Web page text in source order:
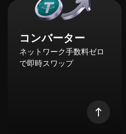
コンバーター
ネットワーク手数料ゼロ
で即時スワップ